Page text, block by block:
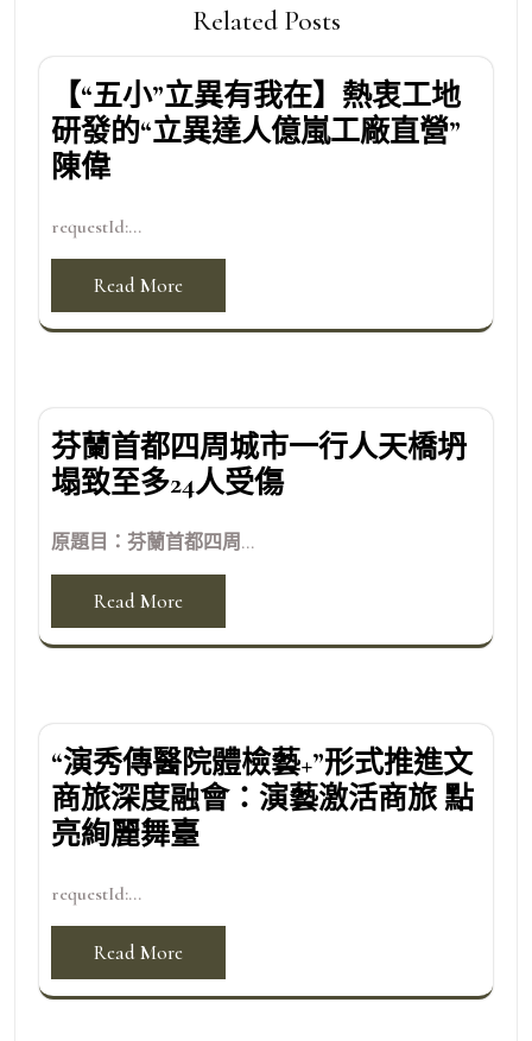
Related Posts
【“五小”立異有我在】熱衷工地
研發的“立異達人億嵐工廠直營”
陳偉
requestId:...
Read More
芬蘭首都四周城市一行人天橋坍
塌致至多24人受傷
原題目：芬蘭首都四周...
Read More
“演秀傳醫院體檢藝+”形式推進文
商旅深度融會：演藝激活商旅 點
亮絢麗舞臺
requestId:...
Read More